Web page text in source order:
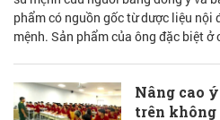
phẩm có nguồn gốc từ dược liệu nội
mệnh. Sản phẩm của ông đặc biệt
Nâng cao
trên không